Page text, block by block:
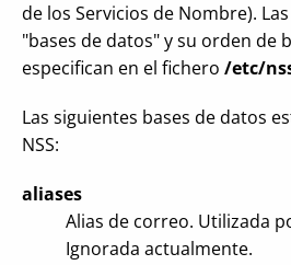
de los Servicios de Nombre).
"bases de datos" y su orden de
especifican en el fichero /etc/
Las siguientes bases de datos
NSS:
aliases
Alias de correo. Utilizada
Ignorada actualmente.